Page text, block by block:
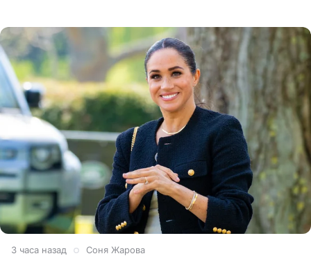
3 часа назад Соня Жарова